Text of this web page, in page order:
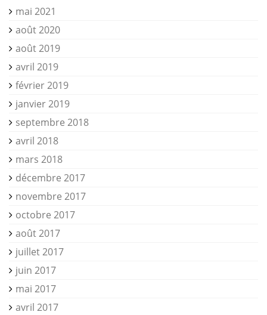
mai 2021
août 2020
août 2019
avril 2019
février 2019
janvier 2019
septembre 2018
avril 2018
mars 2018
décembre 2017
novembre 2017
octobre 2017
août 2017
juillet 2017
juin 2017
mai 2017
avril 2017